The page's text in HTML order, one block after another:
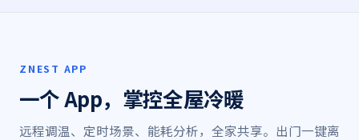
ZNEST APP
一个 App，掌控全屋冷暖
远程调温、定时场景、能耗分析，全家共享。出门一键离